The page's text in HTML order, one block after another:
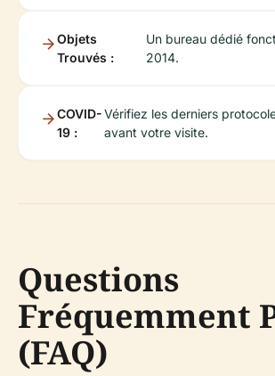
Objets
Trouvés :
Un bureau dédié
2014.
COVID-
19 :
Vérifiez les derniers
avant votre visite.
Questions
Fréquemment
(FAQ)